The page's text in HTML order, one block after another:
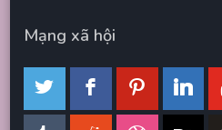
Mạng xã hội